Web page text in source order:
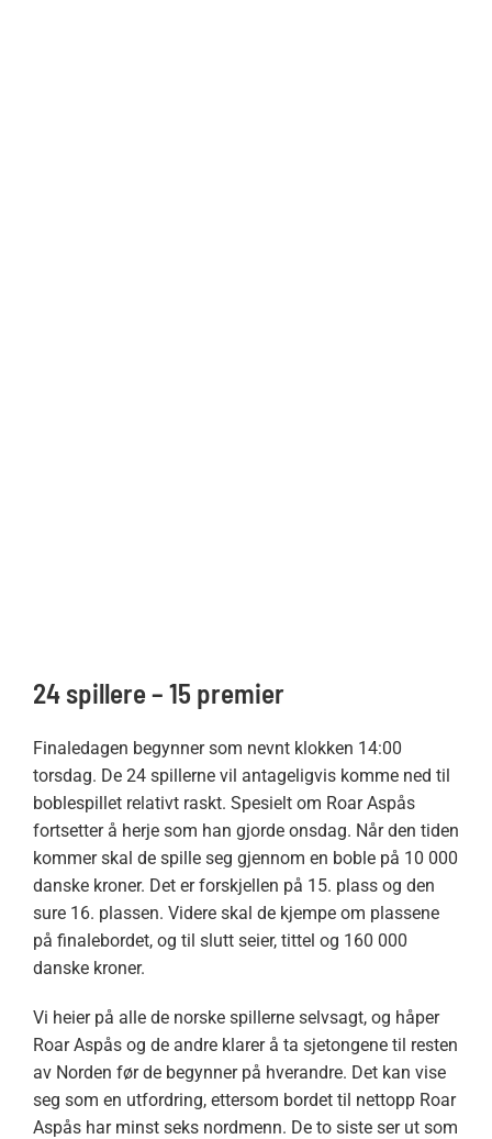
24 spillere – 15 premier
Finaledagen begynner som nevnt klokken 14:00
torsdag. De 24 spillerne vil antageligvis komme ned til
boblespillet relativt raskt. Spesielt om Roar Aspås
fortsetter å herje som han gjorde onsdag. Når den tiden
kommer skal de spille seg gjennom en boble på 10 000
danske kroner. Det er forskjellen på 15. plass og den
sure 16. plassen. Videre skal de kjempe om plassene
på finalebordet, og til slutt seier, tittel og 160 000
danske kroner.
Vi heier på alle de norske spillerne selvsagt, og håper
Roar Aspås og de andre klarer å ta sjetongene til resten
av Norden før de begynner på hverandre. Det kan vise
seg som en utfordring, ettersom bordet til nettopp Roar
Aspås har minst seks nordmenn. De to siste ser ut som